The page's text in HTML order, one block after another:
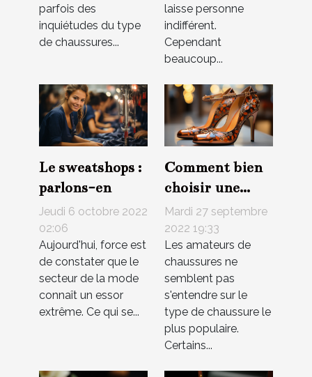
parfois des
inquiétudes du type
de chaussures...
laisse personne
indifférent.
Cependant
beaucoup...
Le sweatshops :
parlons-en
Jeudi 6 octobre 2022
02:06
Aujourd'hui, force est
de constater que le
secteur de la mode
connaît un essor
extrême. Ce qui se...
Comment bien
choisir une
paire de
chaussures à la
mode ?
Mardi 27 septembre
2022 19:33
Les amateurs de
chaussures ne
semblent pas
s'entendre sur le
type de chaussure le
plus populaire.
Certains...